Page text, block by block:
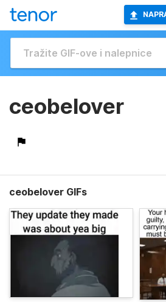
ceobelover
ceobelover GIFs